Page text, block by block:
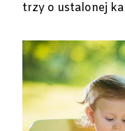
trzy o ustalonej